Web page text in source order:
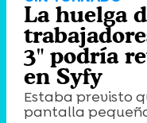
La huelga
3" podría
en Syfy
Estaba previsto
pantalla